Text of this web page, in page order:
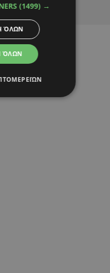
(1499) →
ΌΛΩΝ
ΌΛΩΝ